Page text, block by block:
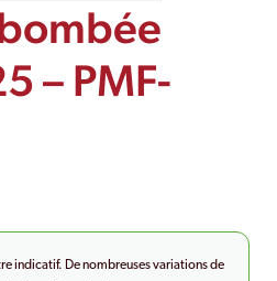
– PMF-
indicatif. De nombreuses variations de